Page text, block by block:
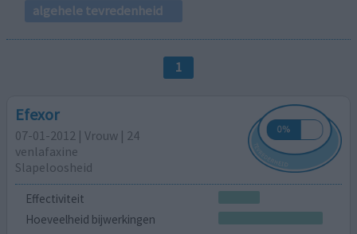
algehele tevredenheid
1
Efexor
07-01-2012 | Vrouw | 24
venlafaxine
Slapeloosheid
Effectiviteit
Hoeveelheid bijwerkingen